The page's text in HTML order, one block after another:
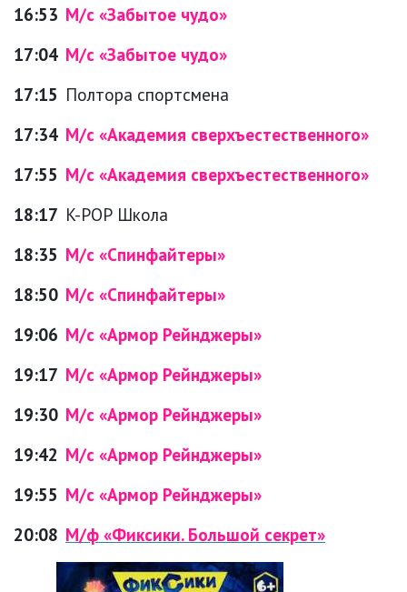
16:53 М/с «Забытое чудо»
17:04 М/с «Забытое чудо»
17:15 Полтора спортсмена
17:34 М/с «Академия сверхъестественного»
17:55 М/с «Академия сверхъестественного»
18:17 K-PОР Школа
18:35 М/с «Спинфайтеры»
18:50 М/с «Спинфайтеры»
19:06 М/с «Армор Рейнджеры»
19:17 М/с «Армор Рейнджеры»
19:30 М/с «Армор Рейнджеры»
19:42 М/с «Армор Рейнджеры»
19:55 М/с «Армор Рейнджеры»
20:08 М/ф «Фиксики. Большой секрет»